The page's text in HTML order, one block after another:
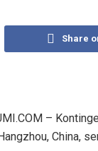
Share
–
China,